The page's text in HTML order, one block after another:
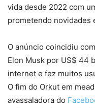
vida desde 2022 com
prometendo novidades
O anúncio coincidiu
Elon Musk por US$ 44
internet e fez muitos
O fim do Orkut em
avassaladora do